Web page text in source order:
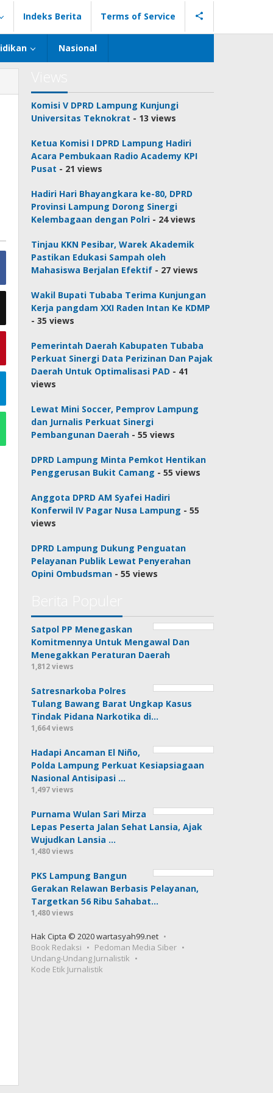
Indeks Berita Terms of Service
Nasional
Komisi V DPRD Lampung Kunjungi
Universitas Teknokrat - 13 views
Ketua Komisi I DPRD Lampung Hadiri
Acara Pembukaan Radio Academy KPI
Pusat - 21 views
Hadiri Hari Bhayangkara ke-80, DPRD
Provinsi Lampung Dorong Sinergi
Kelembagaan dengan Polri - 24 views
Tinjau KKN Pesibar, Warek Akademik
Pastikan Edukasi Sampah oleh
Mahasiswa Berjalan Efektif - 27 views
Wakil Bupati Tubaba Terima Kunjungan
Kerja pangdam XXI Raden Intan Ke KDMP
- 35 views
Pemerintah Daerah Kabupaten Tubaba
Perkuat Sinergi Data Perizinan Dan Pajak
Daerah Untuk Optimalisasi PAD - 41
views
Lewat Mini Soccer, Pemprov Lampung
dan Jurnalis Perkuat Sinergi
Pembangunan Daerah - 55 views
DPRD Lampung Minta Pemkot Hentikan
Penggerusan Bukit Camang - 55 views
Anggota DPRD AM Syafei Hadiri
Konferwil IV Pagar Nusa Lampung - 55
views
DPRD Lampung Dukung Penguatan
Pelayanan Publik Lewat Penyerahan
Opini Ombudsman - 55 views
Satpol PP Menegaskan
Komitmennya Untuk Mengawal Dan
Menegakkan Peraturan Daerah
1,812 views
Satresnarkoba Polres
Tulang Bawang Barat Ungkap Kasus
Tindak Pidana Narkotika di…
1,664 views
Hadapi Ancaman El Niño,
Polda Lampung Perkuat Kesiapsiagaan
Nasional Antisipasi …
1,497 views
Purnama Wulan Sari Mirza
Lepas Peserta Jalan Sehat Lansia, Ajak
Wujudkan Lansia …
1,480 views
PKS Lampung Bangun
Gerakan Relawan Berbasis Pelayanan,
Targetkan 56 Ribu Sahabat…
1,480 views
Hak Cipta © 2020 wartasyah99.net
Book Redaksi
Pedoman Media Siber
Undang-Undang Jurnalistik
Kode Etik Jurnalistik